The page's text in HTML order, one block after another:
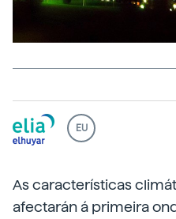
EU
As características
afectarán á primeira